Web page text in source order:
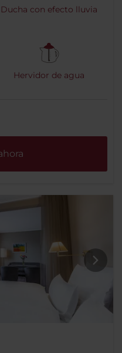
Ducha con efecto lluvia
Hervidor de agua